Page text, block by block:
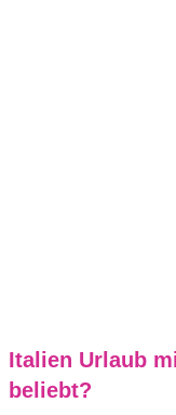
Italien Urlaub
beliebt?